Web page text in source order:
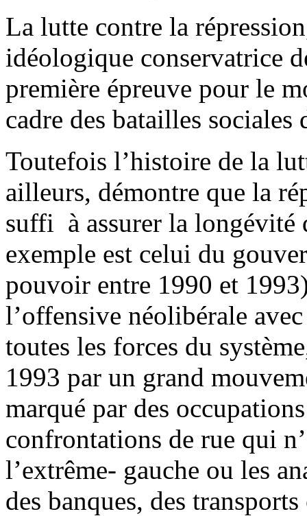
La lutte contre la
idéologique conservatrice
première épreuve pour le
cadre des batailles sociales
Toutefois l’histoire de la
ailleurs, démontre que la
suffi à assurer la longévité
exemple est celui du
pouvoir entre 1990 et
l’offensive néolibérale
toutes les forces du
1993 par un grand
marqué par des
confrontations de rue qui
l’extrême- gauche ou les
des banques, des